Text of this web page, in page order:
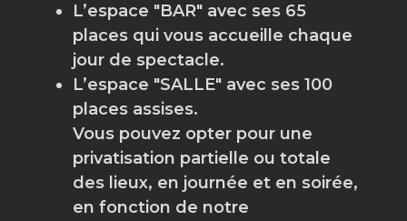
L’espace "BAR" avec ses 65
places qui vous accueille chaque
jour de spectacle.
L’espace "SALLE" avec ses 100
places assises.
Vous pouvez opter pour une
privatisation partielle ou totale
des lieux, en journée et en soirée,
en fonction de notre